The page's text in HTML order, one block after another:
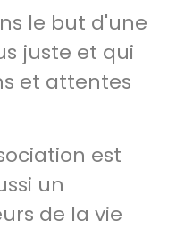
le but d'une
juste et qui
et attentes
est
un
de la vie